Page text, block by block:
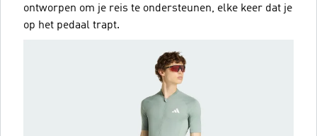
ontworpen om je reis te ondersteunen, elke keer dat je
op het pedaal trapt.